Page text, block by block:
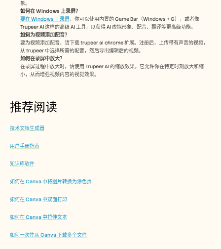
象。
如何在 Windows 上录屏？
要在 Windows 上录屏，你可以使用内置的 Game Bar（Windows + G），或者像
Trupeer AI 这样的高级 AI 工具，以获得 AI 虚拟形象、配音、翻译等更高级功能。
如何为视频添加配音？
要为视频添加配音，请下载 trupeer ai chrome 扩展。注册后，上传带有声音的视频，
从 trupeer 中选择所需的配音，然后导出编辑后的视频。
如何在录屏中放大？
在录屏过程中放大时，请使用 Trupeer AI 的缩放效果，它允许你在特定时刻放大和缩
小，从而增强视频内容的视觉效果。
推荐阅读
技术文档生成器
用户手册指南
知识库软件
如何在 Canva 中将图片转换为涂色页
如何在 Canva 中双面打印
如何在 Canva 中拉伸文本
如何一次性从 Canva 下载多个文件